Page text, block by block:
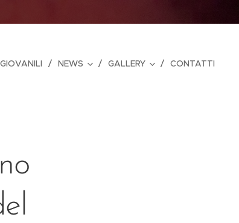
GIOVANILI NEWS GALLERY CONTATTI